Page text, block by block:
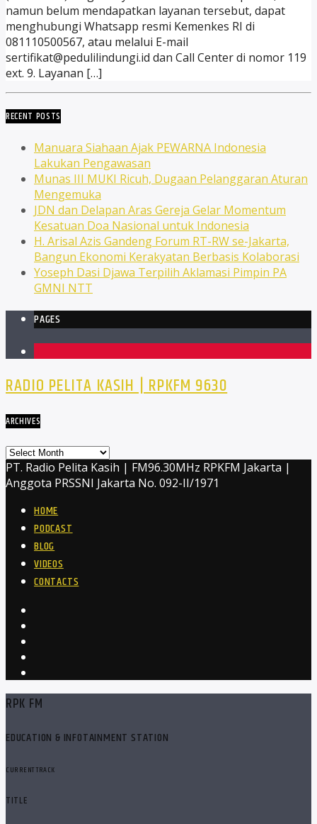
namun belum mendapatkan layanan tersebut, dapat
menghubungi Whatsapp resmi Kemenkes RI di
081110500567, atau melalui E-mail
sertifikat@pedulilindungi.id dan Call Center di nomor 119
ext. 9. Layanan […]
RECENT POSTS
Manuara Siahaan Ajak PEWARNA Indonesia
Lakukan Pengawasan
Munas III MUKI Ricuh, Dugaan Pelanggaran Aturan
Mengemuka
JDN dan Delapan Aras Gereja Gelar Momentum
Kesatuan Doa Nasional untuk Indonesia
H. Arisal Azis Gandeng Forum RT-RW se-Jakarta,
Bangun Ekonomi Kerakyatan Berbasis Kolaborasi
Yoseph Dasi Djawa Terpilih Aklamasi Pimpin PA
GMNI NTT
PAGES
RADIO PELITA KASIH | RPKFM 9630
ARCHIVES
Archives
PT. Radio Pelita Kasih | FM96.30MHz RPKFM Jakarta |
Anggota PRSSNI Jakarta No. 092-II/1971
HOME
PODCAST
BLOG
VIDEOS
CONTACTS
RPK FM
EDUCATION & INFOTAINMENT STATION
CURRENT TRACK
TITLE